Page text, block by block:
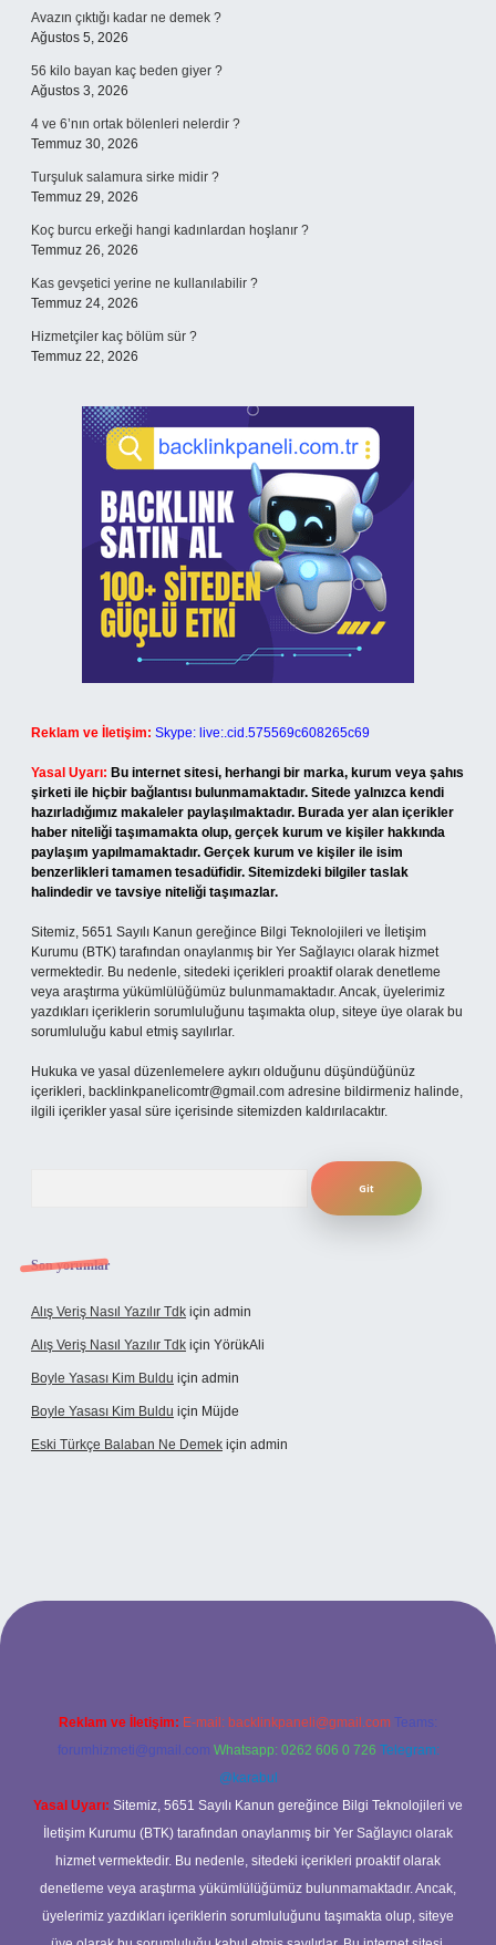
Avazın çıktığı kadar ne demek ?
Ağustos 5, 2026
56 kilo bayan kaç beden giyer ?
Ağustos 3, 2026
4 ve 6’nın ortak bölenleri nelerdir ?
Temmuz 30, 2026
Turşuluk salamura sirke midir ?
Temmuz 29, 2026
Koç burcu erkeği hangi kadınlardan hoşlanır ?
Temmuz 26, 2026
Kas gevşetici yerine ne kullanılabilir ?
Temmuz 24, 2026
Hizmetçiler kaç bölüm sür ?
Temmuz 22, 2026
Reklam ve İletişim: Skype: live:.cid.575569c608265c69
Yasal Uyarı: Bu internet sitesi, herhangi bir marka, kurum veya şahıs
şirketi ile hiçbir bağlantısı bulunmamaktadır. Sitede yalnızca kendi
hazırladığımız makaleler paylaşılmaktadır. Burada yer alan içerikler
haber niteliği taşımamakta olup, gerçek kurum ve kişiler hakkında
paylaşım yapılmamaktadır. Gerçek kurum ve kişiler ile isim
benzerlikleri tamamen tesadüfidir. Sitemizdeki bilgiler taslak
halindedir ve tavsiye niteliği taşımazlar.
Sitemiz, 5651 Sayılı Kanun gereğince Bilgi Teknolojileri ve İletişim
Kurumu (BTK) tarafından onaylanmış bir Yer Sağlayıcı olarak hizmet
vermektedir. Bu nedenle, sitedeki içerikleri proaktif olarak denetleme
veya araştırma yükümlülüğümüz bulunmamaktadır. Ancak, üyelerimiz
yazdıkları içeriklerin sorumluluğunu taşımakta olup, siteye üye olarak bu
sorumluluğu kabul etmiş sayılırlar.
Hukuka ve yasal düzenlemelere aykırı olduğunu düşündüğünüz
içerikleri, backlinkpanelicomtr@gmail.com adresine bildirmeniz halinde,
ilgili içerikler yasal süre içerisinde sitemizden kaldırılacaktır.
Son yorumlar
Alış Veriş Nasıl Yazılır Tdk için admin
Alış Veriş Nasıl Yazılır Tdk için YörükAli
Boyle Yasası Kim Buldu için admin
Boyle Yasası Kim Buldu için Müjde
Eski Türkçe Balaban Ne Demek için admin
Reklam ve İletişim: E-mail: backlinkpaneli@gmail.com Teams:
forumhizmeti@gmail.com Whatsapp: 0262 606 0 726 Telegram:
@karabul
Yasal Uyarı: Sitemiz, 5651 Sayılı Kanun gereğince Bilgi Teknolojileri ve
İletişim Kurumu (BTK) tarafından onaylanmış bir Yer Sağlayıcı olarak
hizmet vermektedir. Bu nedenle, sitedeki içerikleri proaktif olarak
denetleme veya araştırma yükümlülüğümüz bulunmamaktadır. Ancak,
üyelerimiz yazdıkları içeriklerin sorumluluğunu taşımakta olup, siteye